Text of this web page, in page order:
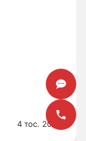
4 тос. 2026